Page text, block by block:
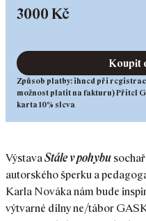
3000 Kč
Koupit
Způsob platby: ihned při
možnost platit na fakturu) Přítel
karta 10% sleva
VýstavaStále v pohybu
autorského šperku a
Karla Nováka nám bude
výtvarné dílny ne/tábor